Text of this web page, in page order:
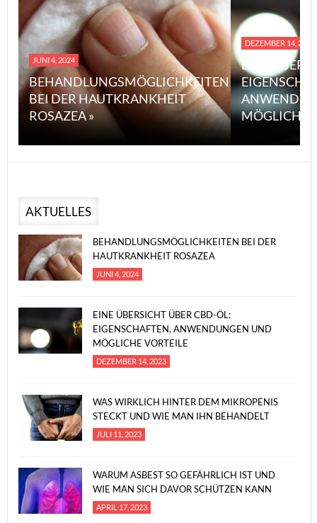
JUNI 4, 2024
BEHANDLUNGSMÖGLICHKEITEN
BEI DER HAUTKRANKHEIT
ROSAZEA »
DEZEMBER 14, 2023
EINE
MÖGLICHE
AKTUELLES
BEHANDLUNGSMÖGLICHKEITEN BEI DER
HAUTKRANKHEIT ROSAZEA
JUNI 4, 2024
EINE ÜBERSICHT ÜBER CBD-ÖL:
EIGENSCHAFTEN, ANWENDUNGEN UND
MÖGLICHE VORTEILE
DEZEMBER 14, 2023
WAS WIRKLICH HINTER DEM MIKROPENIS
STECKT UND WIE MAN IHN BEHANDELT
JULI 11, 2023
WARUM ASBEST SO GEFÄHRLICH IST UND
WIE MAN SICH DAVOR SCHÜTZEN KANN
APRIL 17, 2023